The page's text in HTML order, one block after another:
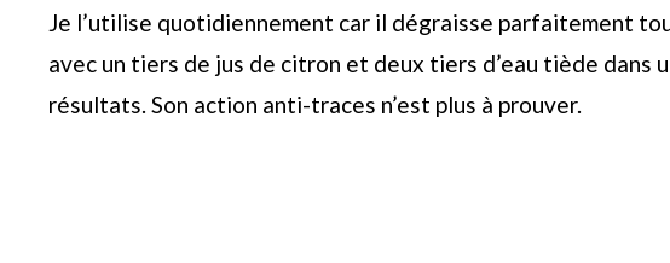
Je l’utilise quotidiennement car il dégraisse parfaitement
avec un tiers de jus de citron et deux tiers d’eau tiède dans
résultats. Son action anti-traces n’est plus à prouver.